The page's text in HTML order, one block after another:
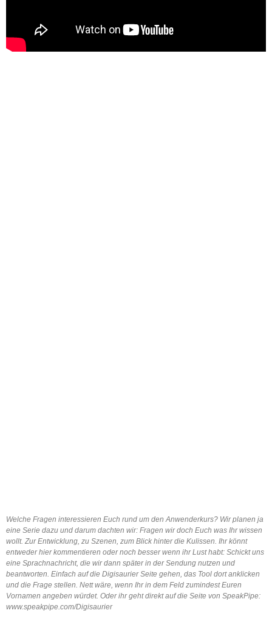
Welche Fragen interessieren Euch rund um den Anwenderkurs? Wir planen ja
eine Serie dazu und darum dachten wir: Fragen wir doch Euch was Ihr wissen
wollt. Zur Entwicklung, zu Szenen, zum Blick hinter die Kulissen. Ihr könnt
entweder hier kommentieren oder noch besser wenn ihr Lust habt: Schickt uns
eine Sprachnachricht, die wir dann später in der Sendung nutzen und
beantworten. Einfach auf die Digisaurier Seite gehen, das Tool dort anklicken
und die Frage stellen. Nett wäre, wenn Ihr in dem Feld zumindest Euren
Vornamen angeben würdet. Oder ihr geht direkt auf die Seite von SpeakPipe:
www.speakpipe.com/Digisaurier